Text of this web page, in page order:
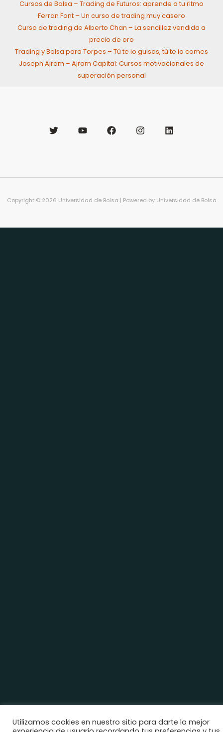
Cursos de Bolsa – Trading de Futuros: aprende a tu ritmo
Ferran Font – Un curso de trading muy casero
Curso de trading de Alberto Chan – La sencillez vendida a
precio de oro
Trading y Bolsa para Torpes – Tú te lo guisas, tú te lo comes
Joseph Ajram – Ajram Capital: Cursos motivacionales de
superación personal
Copyright © 2026 Universidad de Bolsa | Powered by Universidad de Bolsa
Utilizamos cookies en nuestro sitio para darte la mejor